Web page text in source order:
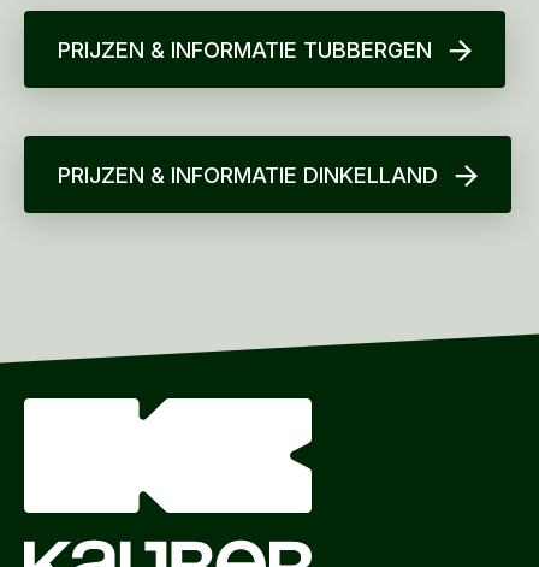
PRIJZEN & INFORMATIE TUBBERGEN
PRIJZEN & INFORMATIE DINKELLAND